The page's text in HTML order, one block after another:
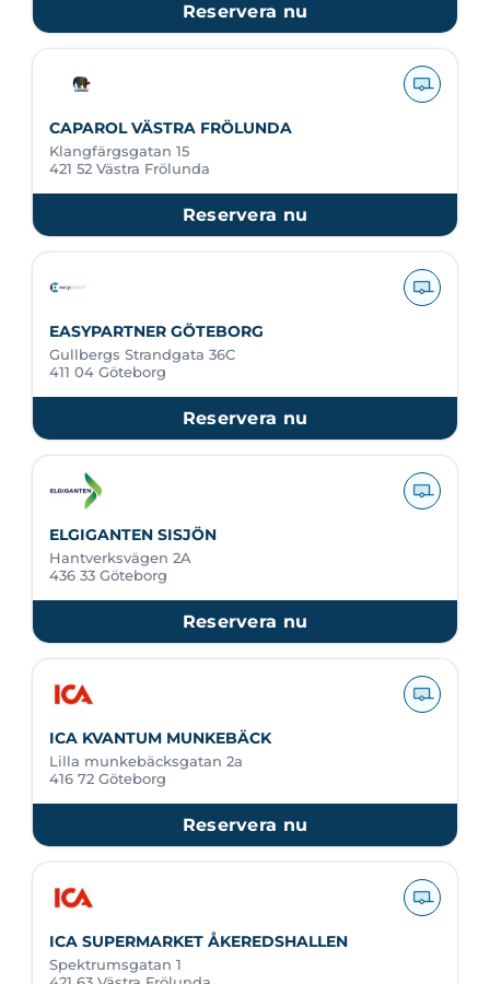
Reservera nu
CAPAROL VÄSTRA FRÖLUNDA
Klangfärgsgatan 15
421 52 Västra Frölunda
Reservera nu
EASYPARTNER GÖTEBORG
Gullbergs Strandgata 36C
411 04 Göteborg
Reservera nu
ELGIGANTEN SISJÖN
Hantverksvägen 2A
436 33 Göteborg
Reservera nu
ICA KVANTUM MUNKEBÄCK
Lilla munkebäcksgatan 2a
416 72 Göteborg
Reservera nu
ICA SUPERMARKET ÅKEREDSHALLEN
Spektrumsgatan 1